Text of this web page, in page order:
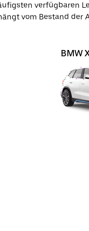
verfügbaren
vom Bestand der
BMW